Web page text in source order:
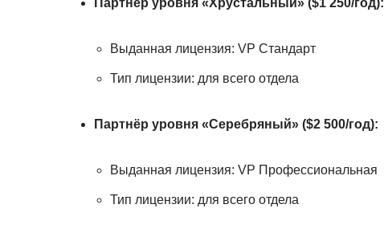
Выданная лицензия: VP Стандарт
Тип лицензии: для всего отдела
Партнёр уровня «Серебряный» ($2 500/год):
Выданная лицензия: VP Профессиональная
Тип лицензии: для всего отдела